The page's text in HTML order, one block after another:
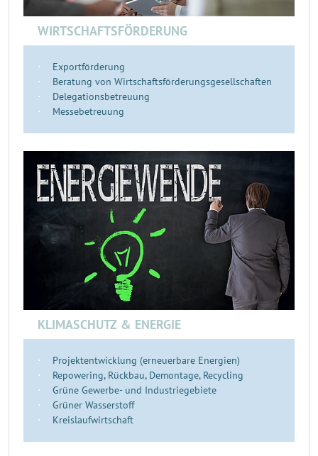
WIRTSCHAFTSFÖRDERUNG
Exportförderung
Beratung von Wirtschaftsförderungsgesellschaften
Delegationsbetreuung
Messebetreuung
KLIMASCHUTZ & ENERGIE
Projektentwicklung (erneuerbare Energien)
Repowering, Rückbau, Demontage, Recycling
Grüne Gewerbe- und Industriegebiete
Grüner Wasserstoff
Kreislaufwirtschaft